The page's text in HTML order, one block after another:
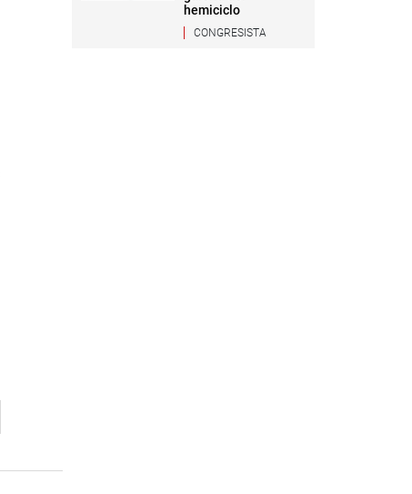
hemiciclo
CONGRESISTA